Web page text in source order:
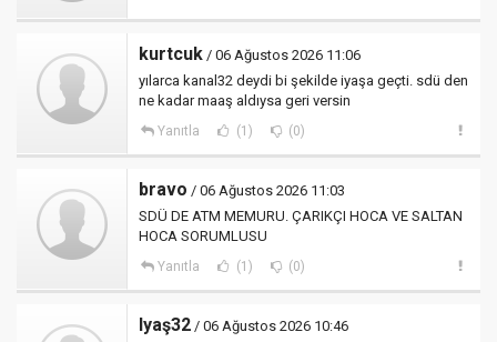
kurtcuk / 06 Ağustos 2026 11:06
yılarca kanal32 deydi bi şekilde iyaşa geçti. sdü den
ne kadar maaş aldıysa geri versin
Yanıtla (1) (0)
bravo / 06 Ağustos 2026 11:03
SDÜ DE ATM MEMURU. ÇARIKÇI HOCA VE SALTAN
HOCA SORUMLUSU
Yanıtla (1) (0)
Iyaş32 / 06 Ağustos 2026 10:46